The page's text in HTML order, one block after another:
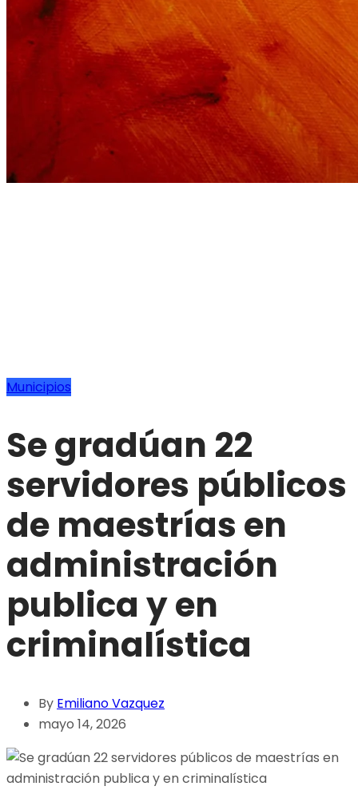
Municipios
Se gradúan 22
servidores públicos
de maestrías en
administración
publica y en
criminalística
By Emiliano Vazquez
mayo 14, 2026